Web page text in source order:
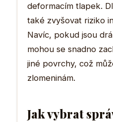
deformacím tlapek.
také zvyšovat riziko
Navíc, pokud jsou
mohou se snadno
jiné povrchy, což
zlomeninám.
Jak vybrat